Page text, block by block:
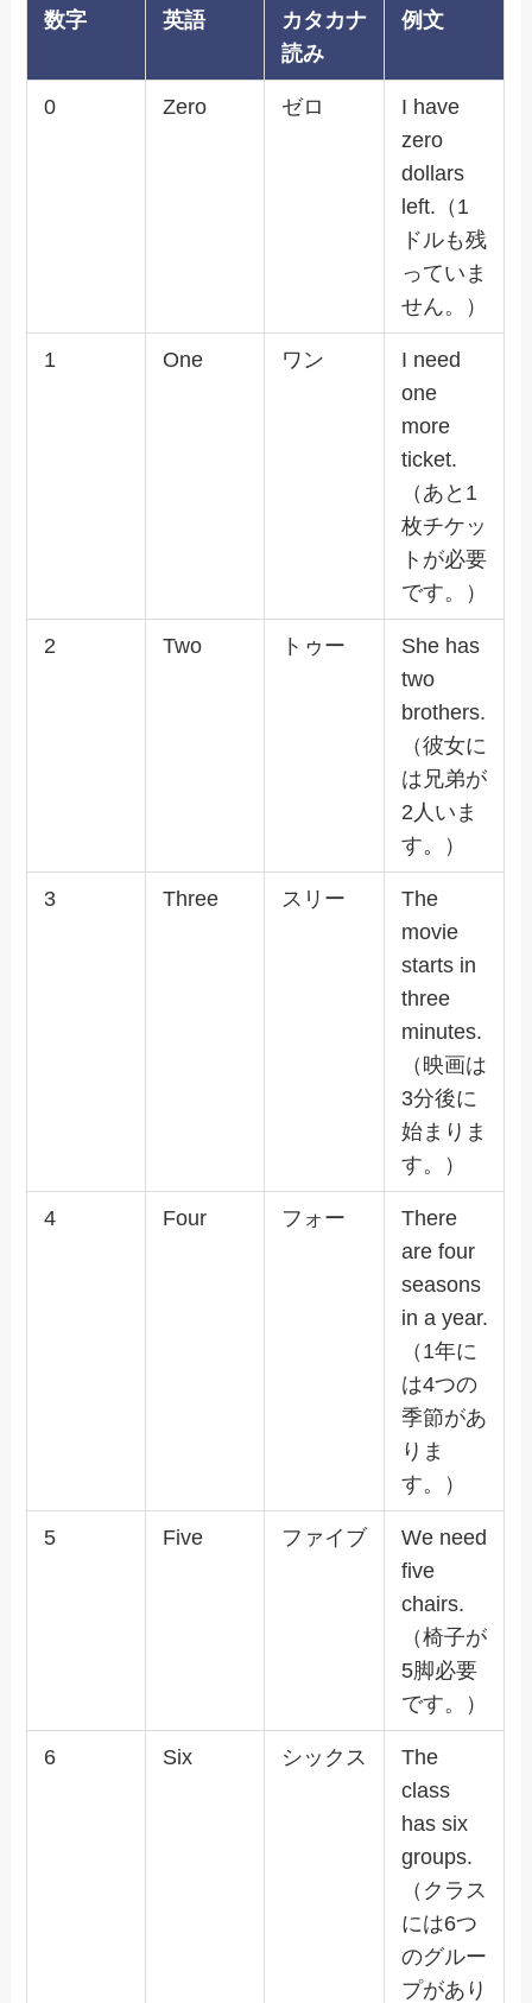
数字 英語
カタカナ
読み
例文
0 Zero ゼロ
I have
zero
dollars
left.（1
ドルも残
っていま
せん。）
1 One ワン
I need
one
more
ticket.
（あと1
枚チケッ
トが必要
です。）
2 Two トゥー
She has
two
brothers.
（彼女に
は兄弟が
2人いま
す。）
3 Three スリー
The
movie
starts in
three
minutes.
（映画は
3分後に
始まりま
す。）
4 Four フォー
There
are four
seasons
in a year.
（1年に
は4つの
季節があ
りま
す。）
5 Five ファイブ
We need
five
chairs.
（椅子が
5脚必要
です。）
6 Six シックス
The
class
has six
groups.
（クラス
には6つ
のグルー
プがあり